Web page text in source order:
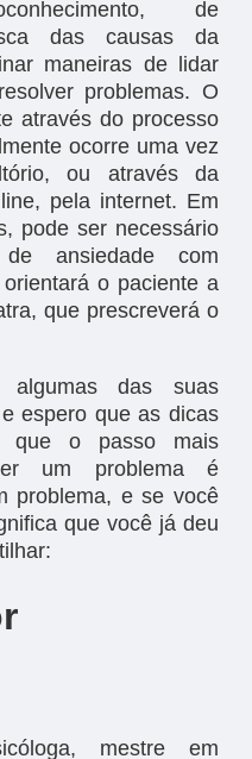
de
das causas da
maneiras de lidar
problemas. O
através do processo
ocorre uma vez
ou através da
pela internet. Em
pode ser necessário
ansiedade com
o paciente a
que prescreverá o
algumas das suas
espero que as dicas
que o passo mais
um problema é
problema, e se você
que você já deu
mestre em